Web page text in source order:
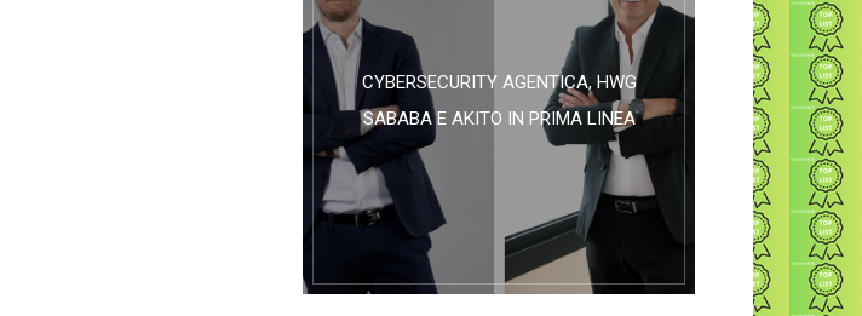
CYBERSECURITY AGENTICA, HWG
SABABA E AKITO IN PRIMA LINEA